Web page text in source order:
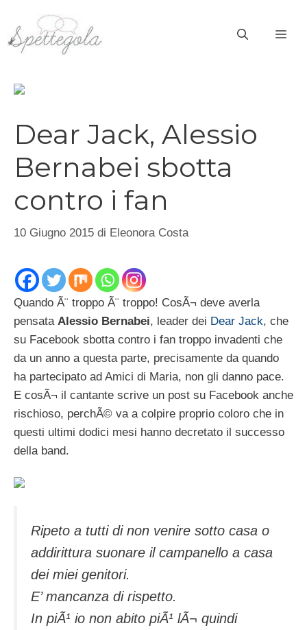
contenuto
Dear Jack, Alessio
Bernabei sbotta
contro i fan
10 Giugno 2015 di Eleonora Costa
Quando Ã¨ troppo Ã¨ troppo! CosÃ¬ deve averla
pensata Alessio Bernabei, leader dei Dear Jack, che
su Facebook sbotta contro i fan troppo invadenti che
da un anno a questa parte, precisamente da quando
ha partecipato ad Amici di Maria, non gli danno pace.
E cosÃ¬ il cantante scrive un post su Facebook anche
rischioso, perchÃ© va a colpire proprio coloro che in
questi ultimi dodici mesi hanno decretato il successo
della band.
Ripeto a tutti di non venire sotto casa o
addirittura suonare il campanello a casa
dei miei genitori.
E’ mancanza di rispetto.
In piÃ¹ io non abito piÃ¹ lÃ¬ quindi